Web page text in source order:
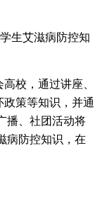
生艾滋病防控知
校，通过讲座、
策等知识，并通
播、社团活动将
病防控知识，在